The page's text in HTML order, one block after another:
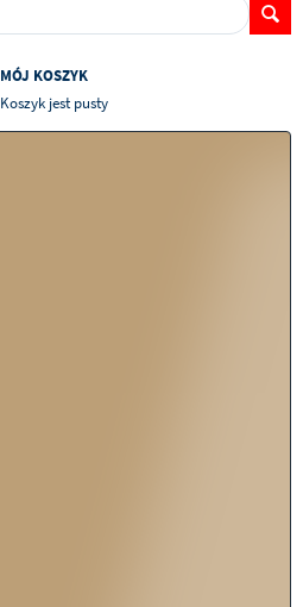
MÓJ KOSZYK
Koszyk jest pusty